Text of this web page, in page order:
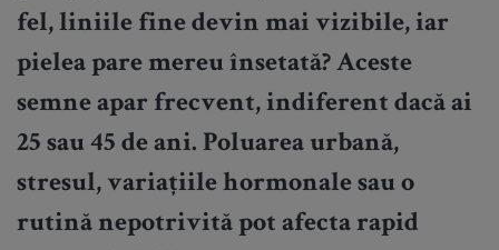
fel, liniile fine devin mai vizibile, iar
pielea pare mereu însetată? Aceste
semne apar frecvent, indiferent dacă ai
25 sau 45 de ani. Poluarea urbană,
stresul, variațiile hormonale sau o
rutină nepotrivită pot afecta rapid